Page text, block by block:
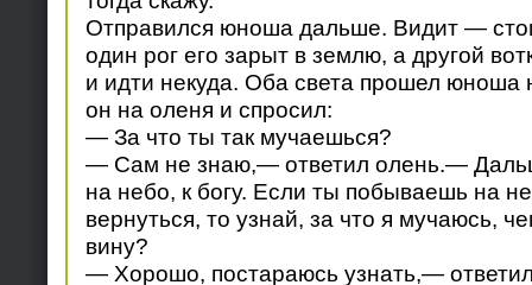
Отправился юноша дальше. Видит —
один рог его зарыт в землю, а другой
и идти некуда. Оба света прошел юноша
он на оленя и спросил:
— За что ты так мучаешься?
— Сам не знаю,— ответил олень.—
на небо, к богу. Если ты побываешь на
вернуться, то узнай, за что я мучаюсь,
вину?
— Хорошо, постараюсь узнать,—